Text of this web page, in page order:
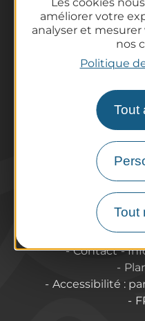
Les cookies
améliorer votre
analyser et
nos
Politique
Tout
Tout
Offices
Pro / Partenaires
Qui
Espace
Labels &
Annoncer
A propos de
Contact
Accessibilité :